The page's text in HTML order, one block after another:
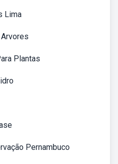
Lima
Plantas
Pernambuco